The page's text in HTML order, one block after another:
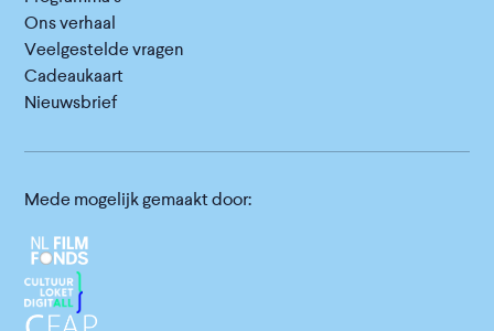
Ons verhaal
Veelgestelde vragen
Cadeaukaart
Nieuwsbrief
Mede mogelijk gemaakt door: